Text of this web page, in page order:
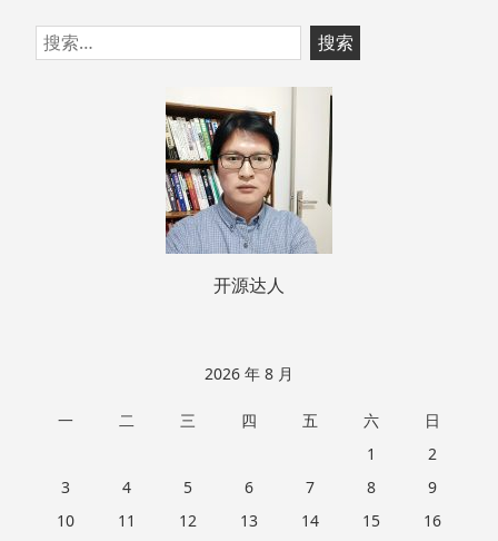
跳
至
搜
索：
开源达人
2026 年 8 月
一 二 三 四 五 六
日
1
2
3
4 5 6 7 8
9
10
11 12 13 14 15
16